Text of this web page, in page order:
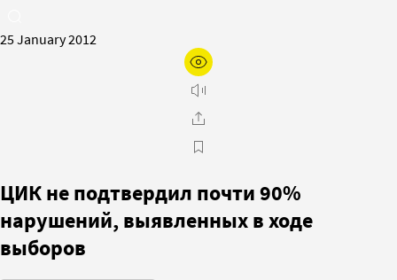
25 January 2012
ЦИК не подтвердил почти 90%
нарушений, выявленных в ходе
выборов